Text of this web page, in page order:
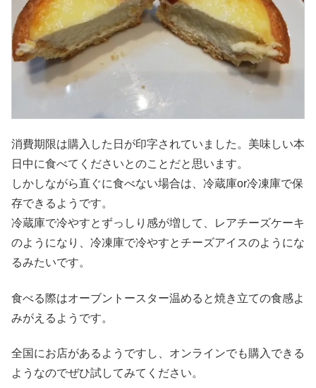
消費期限は購入した日が印字されていました。美味しい本
日中に食べてくださいとのことだと思います。
しかしながら直ぐに食べない場合は、冷蔵庫or冷凍庫で保
存できるようです。
冷蔵庫で冷やすとずっしり感が増して、レアチーズケーキ
のようになり、冷凍庫で冷やすとチーズアイスのようにな
るみたいです。
食べる際はオーブントースター温めると焼き立ての食感よ
みがえるようです。
全国にお店があるようですし、オンラインでも購入できる
ようなのでぜひ試してみてください。